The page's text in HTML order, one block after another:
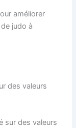
améliorer
judo à
des valeurs
sur des valeurs